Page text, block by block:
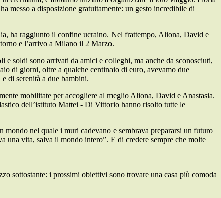
messo a disposizione gratuitamente: un gesto incredibile di
ha raggiunto il confine ucraino. Nel frattempo, Aliona, David e
e l’arrivo a Milano il 2 Marzo.
soldi sono arrivati da amici e colleghi, ma anche da sconosciuti,
di giorni, oltre a qualche centinaio di euro, avevamo due
di serenità a due bambini.
mobilitate per accogliere al meglio Aliona, David e Anastasia.
dell’istituto Mattei - Di Vittorio hanno risolto tutte le
nel quale i muri cadevano e sembrava prepararsi un futuro
una vita, salva il mondo intero”. E di credere sempre che molte
sottostante: i prossimi obiettivi sono trovare una casa più comoda